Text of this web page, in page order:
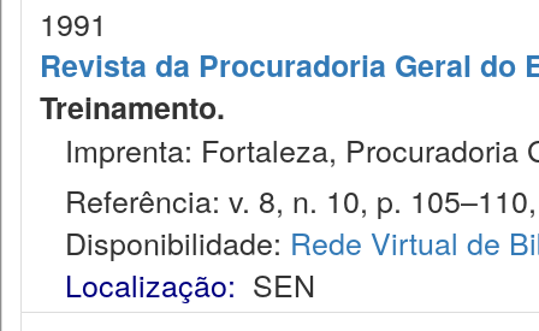
1991
Revista da Procuradoria Geral do
Treinamento.
Imprenta: Fortaleza, Procuradoria
Referência: v. 8, n. 10, p.
Disponibilidade: Rede Virtual de
Localização: SEN